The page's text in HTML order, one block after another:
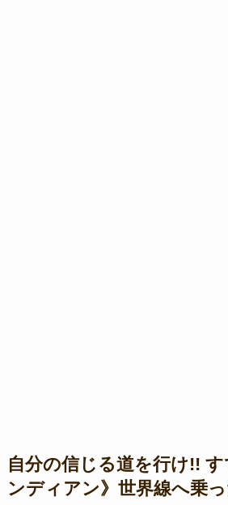
自分の信じる道を行け!!
ンディアン》世界線へ乗